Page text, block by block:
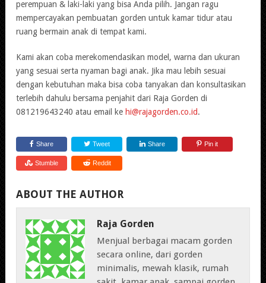
perempuan & laki-laki yang bisa Anda pilih. Jangan ragu
mempercayakan pembuatan gorden untuk kamar tidur atau
ruang bermain anak di tempat kami.
Kami akan coba merekomendasikan model, warna dan ukuran
yang sesuai serta nyaman bagi anak. Jika mau lebih sesuai
dengan kebutuhan maka bisa coba tanyakan dan konsultasikan
terlebih dahulu bersama penjahit dari Raja Gorden di
081219643240 atau email ke hi@rajagorden.co.id.
Share Tweet Share Pin it
Stumble Reddit
ABOUT THE AUTHOR
Raja Gorden
Menjual berbagai macam gorden
secara online, dari gorden
minimalis, mewah klasik, rumah